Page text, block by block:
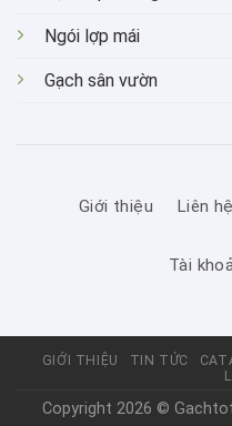
Ngói lợp mái
Gạch sân vườn
Giới thiệu Liên hệ
Tài
GIỚI THIỆU TIN TỨC
Copyright 2026 ©